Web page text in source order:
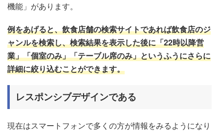
機能」があります。
例をあげると、飲食店舗の検索サイトであれば飲食店のジ
ャンルを検索し、検索結果を表示した後に「22時以降営
業」「個室のみ」「テーブル席のみ」というふうにさらに
詳細に絞り込むことができます。
レスポンシブデザインである
現在はスマートフォンで多くの方が情報をみるようになり